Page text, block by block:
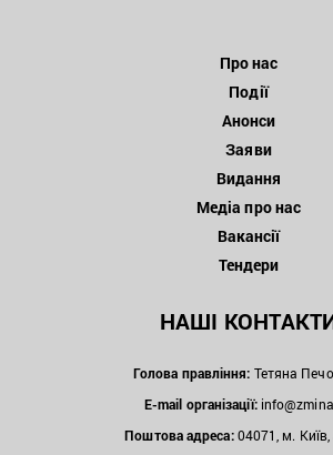
Про нас
Події
Анонси
Заяви
Видання
Медіа про нас
Вакансії
Тендери
НАШІ
Голова правління: Тетяна
E-mail організації:
Поштова адреса:04071, м.